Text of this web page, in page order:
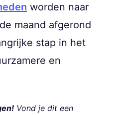
worden naar
maand afgerond
stap in het
en
Vond je dit een